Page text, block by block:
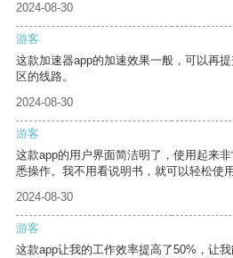
2024-08-30
游客
这款加速器app的加速效果一般，可以再
区的线路。
2024-08-30
游客
这款app的用户界面简洁明了，使用起来
悉操作。我不用看说明书，就可以轻松使用
2024-08-30
游客
这款app让我的工作效率提高了50%，让